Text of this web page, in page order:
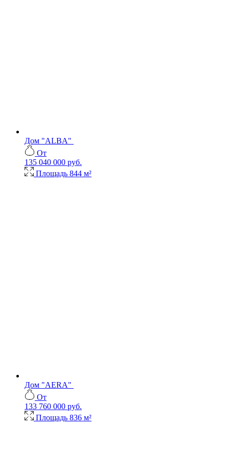
Дом "ALBA"
От
135 040 000 руб.
Площадь 844 м²
Дом "AERA"
От
133 760 000 руб.
Площадь 836 м²